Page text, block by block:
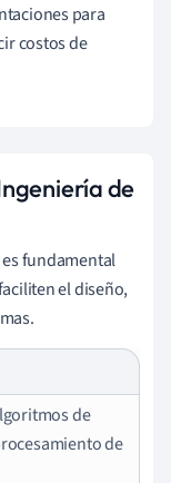
para
costos de
de
es fundamental
el diseño,
de
de